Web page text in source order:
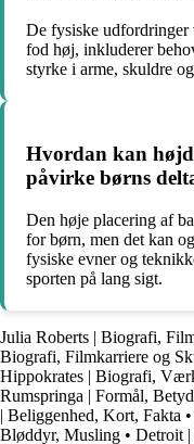
De fysiske udfordringer
fod høj, inkluderer
styrke i arme, skuldre
Hvordan kan
påvirke børns
Den høje placering af
for børn, men det kan
fysiske evner og
sporten på lang sigt.
Julia Roberts | Biografi,
Biografi, Filmkarriere og
Hippokrates | Biografi,
Rumspringa | Formål,
| Beliggenhed, Kort, Fakta •
Bløddyr, Musling • Detroit |